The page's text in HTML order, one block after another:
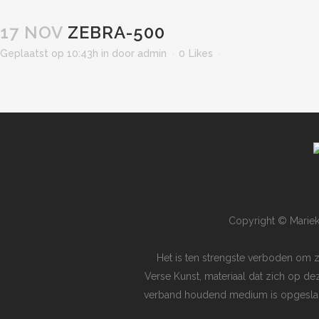
17 NOV ZEBRA-500
Geplaatst op 10:43h in door admin 0 Likes
Copyright ©
Het is ten strengste verboden om
Verse Kunst, materiaal dat zich op
verband houdend medium is